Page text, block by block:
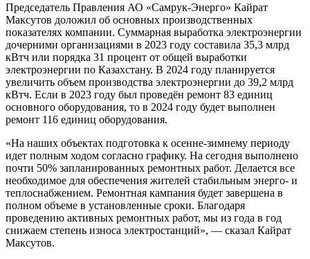
Председатель Правления АО «Самрук-Энерго» Кайрат
Максутов доложил об основных производственных
показателях компании. Суммарная выработка электроэнергии
дочерними организациями в 2023 году составила 35,3 млрд
кВтч или порядка 31 процент от общей выработки
электроэнергии по Казахстану. В 2024 году планируется
увеличить объем производства электроэнергии до 39,2 млрд
кВтч. Если в 2023 году был проведён ремонт 83 единиц
основного оборудования, то в 2024 году будет выполнен
ремонт 116 единиц оборудования.
«На наших объектах подготовка к осенне-зимнему периоду
идет полным ходом согласно графику. На сегодня выполнено
почти 50% запланированных ремонтных работ. Делается все
необходимое для обеспечения жителей стабильным энерго- и
теплоснабжением. Ремонтная кампания будет завершена в
полном объеме в установленные сроки. Благодаря
проведению активных ремонтных работ, мы из года в год
снижаем степень износа электростанций», — сказал Кайрат
Максутов.